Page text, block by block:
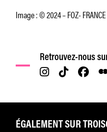
Image : © 2024 – FOZ-
Retrouvez-nous
ÉGALEMENT SUR